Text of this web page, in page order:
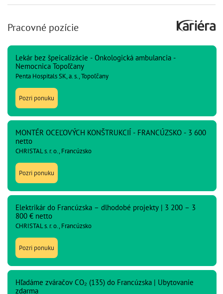
Pracovné pozície
Lekár bez špeicalizácie - Onkologická ambulancia -
Nemocnica Topoľčany
Penta Hospitals SK, a. s., Topoľčany
Pozri ponuku
MONTÉR OCEĽOVÝCH KONŠTRUKCIÍ - FRANCÚZSKO - 3 600
netto
CHRISTAL s. r. o., Francúzsko
Pozri ponuku
Elektrikár do Francúzska – dlhodobé projekty | 3 200 – 3
800 € netto
CHRISTAL s. r. o., Francúzsko
Pozri ponuku
Hľadáme zváračov CO₂ (135) do Francúzska | Ubytovanie
zdarma